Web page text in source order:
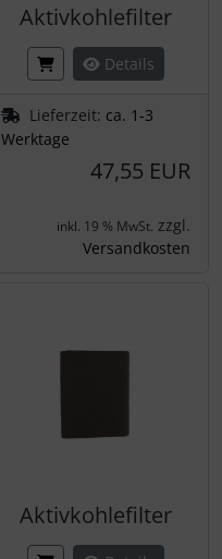
Aktivkohlefilter
Details
Lieferzeit: ca. 1-3
Werktage
47,55 EUR
inkl. 19 % MwSt. zzgl.
Versandkosten
Aktivkohlefilter